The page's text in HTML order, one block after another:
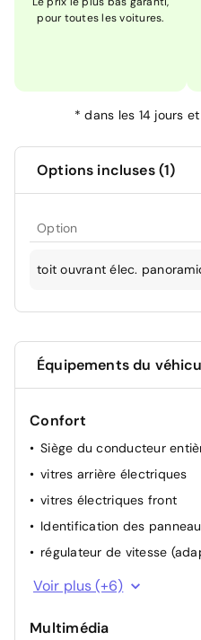
pour toutes les voitures.
*dans les 14 jours
Options incluses (1)
Option
toit ouvrant élec.
Équipements du
Confort
Siège du conducteur
vitres arrière électriques
vitres électriques front
Identification des
régulateur de vitesse
allumage automatique des
détecteur de pluie
Voir plus (+6)
Multimédia